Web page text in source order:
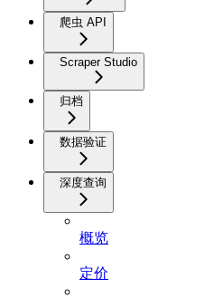
爬虫 API
Scraper Studio
归档
数据验证
深度查询
概览
定价